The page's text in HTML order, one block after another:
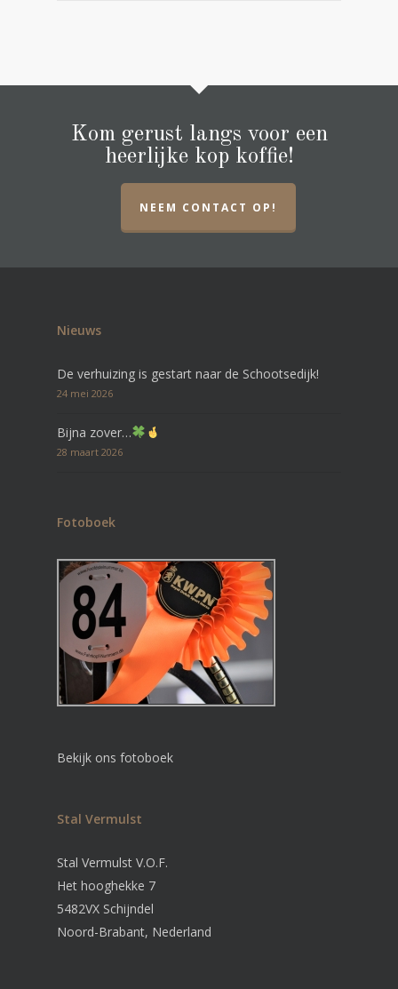
Kom gerust langs voor een
heerlijke kop koffie!
NEEM CONTACT OP!
Nieuws
De verhuizing is gestart naar de Schootsedijk!
24 mei 2026
Bijna zover…
28 maart 2026
Fotoboek
Bekijk ons fotoboek
Stal Vermulst
Stal Vermulst V.O.F.
Het hooghekke 7
5482VX Schijndel
Noord-Brabant, Nederland